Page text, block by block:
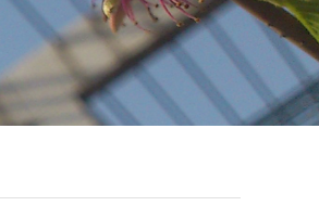
校友服务
愿墙/留言板
经院之光项目
经院发展项目
经院校友项目